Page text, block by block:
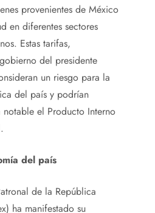
provenientes de México
en diferentes sectores
Estas tarifas,
del presidente
un riesgo para la
del país y podrían
notable el Producto Interno
del país
de la República
ha manifestado su